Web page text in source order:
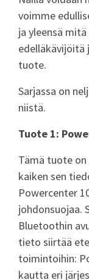
voimme
ja yleensä
edelläkävijöitä
tuote.
Sarjassa on
niistä.
Tuote 1:
Tämä tuote
kaiken sen
Powercenter
johdonsuojaa.
Bluetoothin
tieto siirtää
toimintoihin:
kautta eri